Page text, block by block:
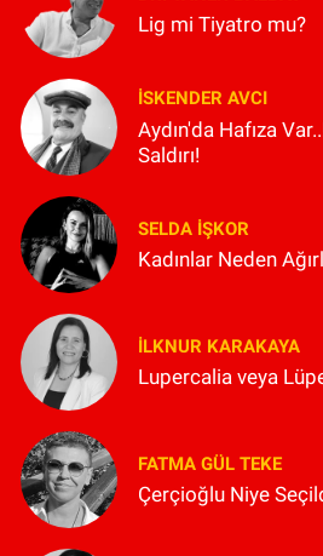
Lig mi Tiyatro mu?
İSKENDER AVCI
Aydın'da Hafıza
Saldırı!
SELDA İŞKOR
Kadınlar Neden
İLKNUR KARAKAYA
Lupercalia veya
FATMA GÜL TEKE
Çerçioğlu Niye